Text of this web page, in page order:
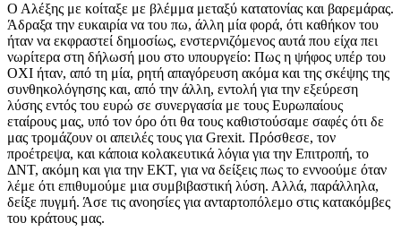
Ο Αλέξης με κοίταξε με βλέμμα μεταξύ κατατονίας και βαρεμάρας.
Άδραξα την ευκαιρία να του πω, άλλη μία φορά, ότι καθήκον του
ήταν να εκφραστεί δημοσίως, ενστερνιζόμενος αυτά που είχα πει
νωρίτερα στη δήλωσή μου στο υπουργείο: Πως η ψήφος υπέρ του
ΟΧΙ ήταν, από τη μία, ρητή απαγόρευση ακόμα και της σκέψης της
συνθηκολόγησης και, από την άλλη, εντολή για την εξεύρεση
λύσης εντός του ευρώ σε συνεργασία με τους Ευρωπαίους
εταίρους μας, υπό τον όρο ότι θα τους καθιστούσαμε σαφές ότι δε
μας τρομάζουν οι απειλές τους για Grexit. Πρόσθεσε, τον
προέτρεψα, και κάποια κολακευτικά λόγια για την Επιτροπή, το
ΔΝΤ, ακόμη και για την ΕΚΤ, για να δείξεις πως το εννοούμε όταν
λέμε ότι επιθυμούμε μια συμβιβαστική λύση. Αλλά, παράλληλα,
δείξε πυγμή. Άσε τις ανοησίες για ανταρτοπόλεμο στις κατακόμβες
του κράτους μας.